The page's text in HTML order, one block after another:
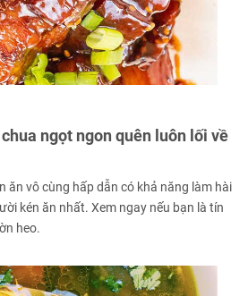
ngọt ngon quên luôn lối về
ăn vô cùng hấp dẫn có khả năng làm hài
kén ăn nhất. Xem ngay nếu bạn là tín
heo.